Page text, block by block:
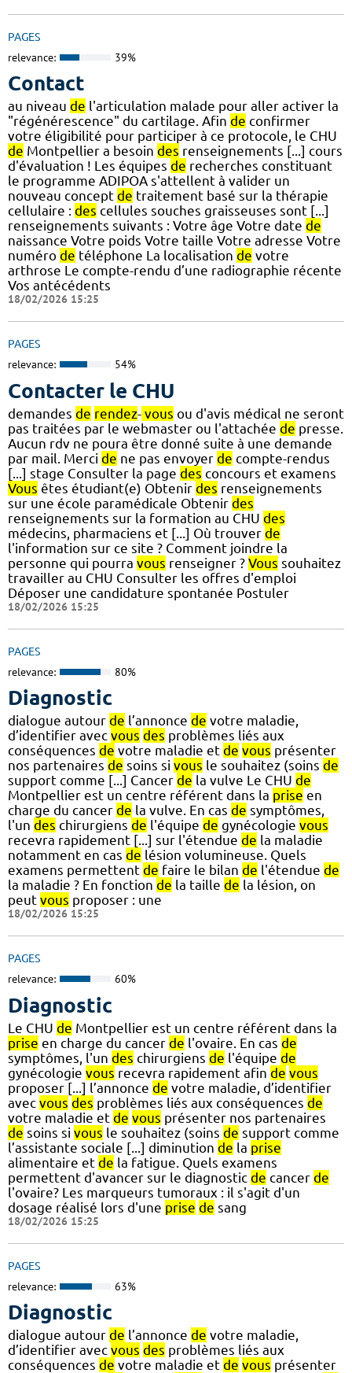
PAGES
relevance: 39%
Contact
au niveau de l'articulation malade pour aller activer la
"régénérescence" du cartilage. Afin de confirmer
votre éligibilité pour participer à ce protocole, le CHU
de Montpellier a besoin des renseignements [...] cours
d'évaluation ! Les équipes de recherches constituant
le programme ADIPOA s'attellent à valider un
nouveau concept de traitement basé sur la thérapie
cellulaire : des cellules souches graisseuses sont [...]
renseignements suivants : Votre âge Votre date de
naissance Votre poids Votre taille Votre adresse Votre
numéro de téléphone La localisation de votre
arthrose Le compte-rendu d’une radiographie récente
Vos antécédents
18/02/2026 15:25
PAGES
relevance: 54%
Contacter le CHU
demandes de rendez- vous ou d'avis médical ne seront
pas traitées par le webmaster ou l'attachée de presse.
Aucun rdv ne poura être donné suite à une demande
par mail. Merci de ne pas envoyer de compte-rendus
[...] stage Consulter la page des concours et examens
Vous êtes étudiant(e) Obtenir des renseignements
sur une école paramédicale Obtenir des
renseignements sur la formation au CHU des
médecins, pharmaciens et [...] Où trouver de
l'information sur ce site ? Comment joindre la
personne qui pourra vous renseigner ? Vous souhaitez
travailler au CHU Consulter les offres d'emploi
Déposer une candidature spontanée Postuler
18/02/2026 15:25
PAGES
relevance: 80%
Diagnostic
dialogue autour de l’annonce de votre maladie,
d’identifier avec vous des problèmes liés aux
conséquences de votre maladie et de vous présenter
nos partenaires de soins si vous le souhaitez (soins de
support comme [...] Cancer de la vulve Le CHU de
Montpellier est un centre référent dans la prise en
charge du cancer de la vulve. En cas de symptômes,
l'un des chirurgiens de l'équipe de gynécologie vous
recevra rapidement [...] sur l'étendue de la maladie
notamment en cas de lésion volumineuse. Quels
examens permettent de faire le bilan de l'étendue de
la maladie ? En fonction de la taille de la lésion, on
peut vous proposer : une
18/02/2026 15:25
PAGES
relevance: 60%
Diagnostic
Le CHU de Montpellier est un centre référent dans la
prise en charge du cancer de l'ovaire. En cas de
symptômes, l'un des chirurgiens de l'équipe de
gynécologie vous recevra rapidement afin de vous
proposer [...] l’annonce de votre maladie, d’identifier
avec vous des problèmes liés aux conséquences de
votre maladie et de vous présenter nos partenaires
de soins si vous le souhaitez (soins de support comme
l’assistante sociale [...] diminution de la prise
alimentaire et de la fatigue. Quels examens
permettent d'avancer sur le diagnostic de cancer de
l'ovaire? Les marqueurs tumoraux : il s'agit d'un
dosage réalisé lors d'une prise de sang
18/02/2026 15:25
PAGES
relevance: 63%
Diagnostic
dialogue autour de l’annonce de votre maladie,
d’identifier avec vous des problèmes liés aux
conséquences de votre maladie et de vous présenter